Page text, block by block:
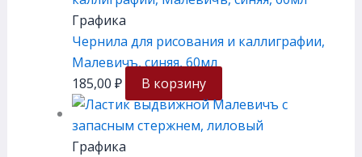
Графика
Чернила для рисования и каллиграфии,
Малевичъ, синяя, 60мл
185,00 ₽ В корзину
Графика